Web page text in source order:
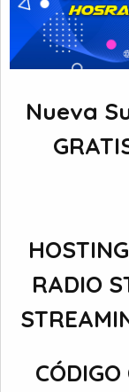
Nueva
RADIO